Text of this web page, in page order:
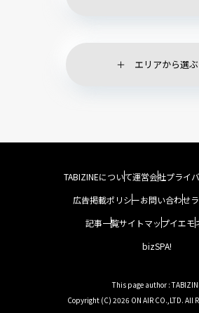
エリアから選ぶ
TABIZINEについて運営会社プライ
広告掲載ポリシーお問い合わせ
記事一覧サイトマップイエモ
bizSPA!
This page author :
Copyright (C) 2026 ON AIR CO.,LTD. All